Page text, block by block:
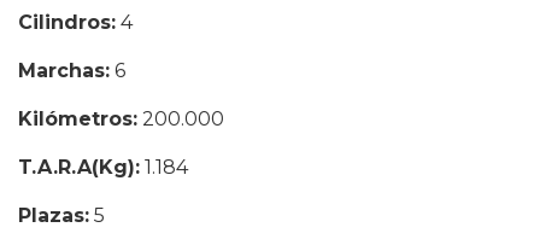
Cilindros: 4
Marchas: 6
Kilómetros: 200.000
T.A.R.A(Kg): 1.184
Plazas: 5